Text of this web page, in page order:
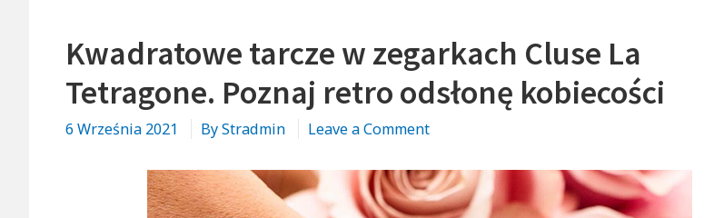
Kwadratowe tarcze w zegarkach Cluse La
Tetragone. Poznaj retro odsłonę kobiecości
6 Września 2021 ByStradmin Leave a Commenton
tarcze
w